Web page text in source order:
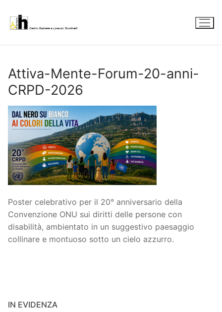
contenuto
Attiva-Mente-Forum-20-anni-
CRPD-2026
Poster celebrativo per il 20° anniversario della
Convenzione ONU sui diritti delle persone con
disabilità, ambientato in un suggestivo paesaggio
collinare e montuoso sotto un cielo azzurro.
IN EVIDENZA